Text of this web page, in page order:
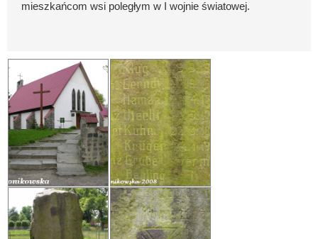
mieszkańcom wsi poległym w I wojnie światowej.